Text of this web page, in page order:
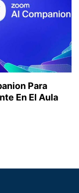
Para
En El Aula